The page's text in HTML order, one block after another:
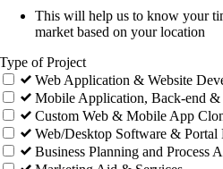
This will help us to know your
market based on your location
Type of Project
Web Application & Website
Mobile Application, Back-end &
Custom Web & Mobile App
Web/Desktop Software & Portal
Business Planning and Process